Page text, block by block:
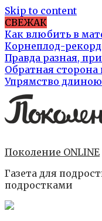
Skip to content
СВЕЖАК
Как влюбить в
Корнеплод-
Правда разная,
Обратная сторона
Упрямство
Поколение ONLINE
Газета для
подростками